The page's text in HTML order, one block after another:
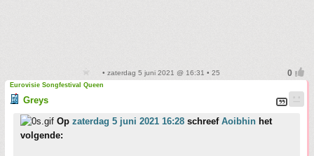
• zaterdag 5 juni 2021 @ 16:31 • 25
Eurovisie Songfestival Queen
Greys
Op zaterdag 5 juni 2021 16:28 schreef Aoibhin het
volgende: